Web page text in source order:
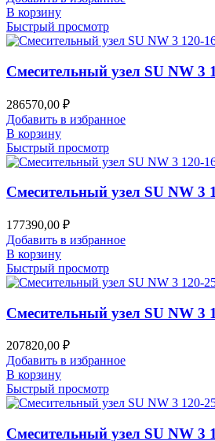
В корзину
Быстрый просмотр
Смесительный узел SU NW 3
286570,00 ₽
Добавить в избранное
В корзину
Быстрый просмотр
Смесительный узел SU NW 3
177390,00 ₽
Добавить в избранное
В корзину
Быстрый просмотр
Смесительный узел SU NW 3
207820,00 ₽
Добавить в избранное
В корзину
Быстрый просмотр
Смесительный узел SU NW 3